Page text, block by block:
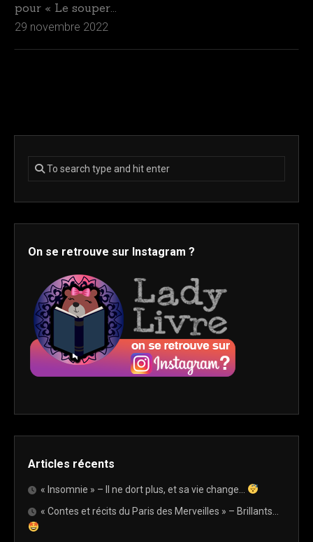
pour « Le souper...
29 novembre 2022
On se retrouve sur Instagram ?
Articles récents
« Insomnie » – Il ne dort plus, et sa vie change…
« Contes et récits du Paris des Merveilles » – Brillants…